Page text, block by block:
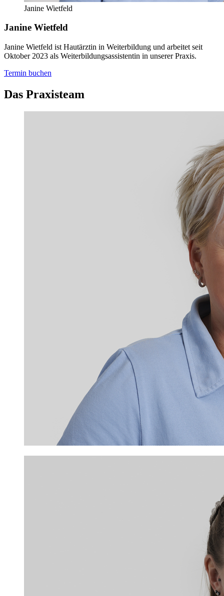
Janine Wietfeld
Janine Wietfeld
Janine Wietfeld ist Hautärztin in Weiterbildung und arbeitet seit
Oktober 2023 als Weiterbildungsassistentin in unserer Praxis.
Termin buchen
Das Praxisteam